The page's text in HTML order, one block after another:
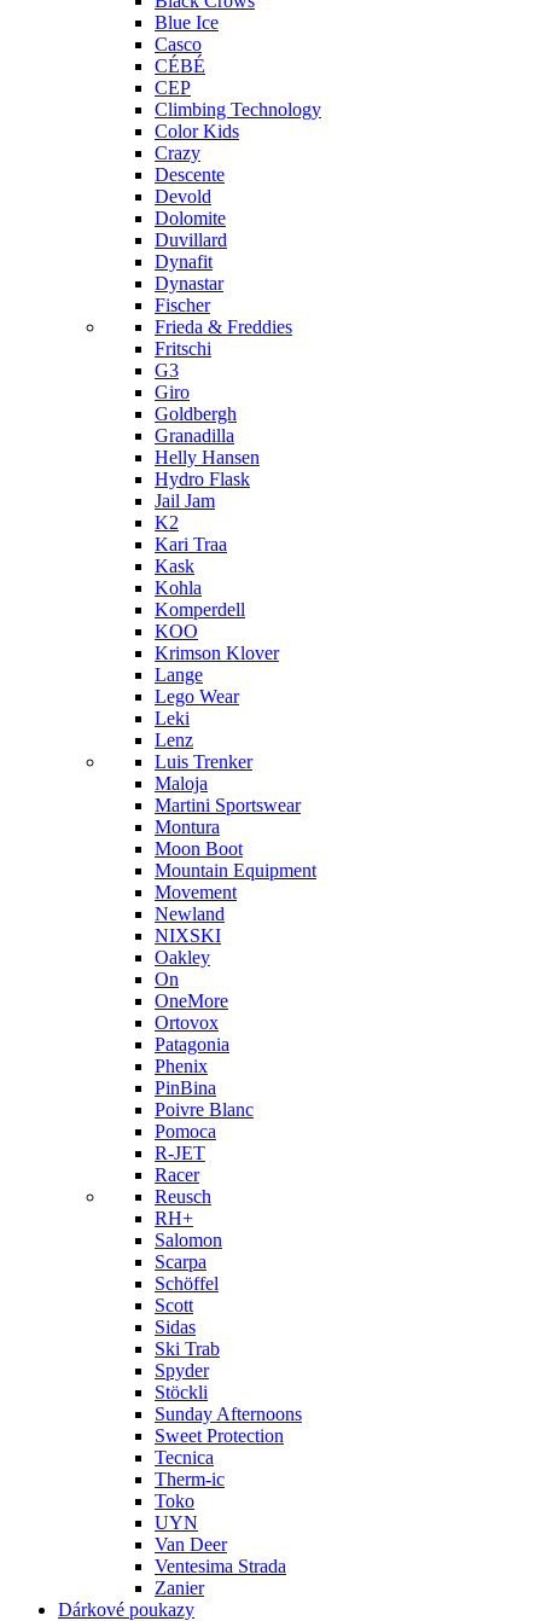
Blue Ice
Casco
CÉBÉ
CEP
Climbing Technology
Color Kids
Crazy
Descente
Devold
Dolomite
Duvillard
Dynafit
Dynastar
Fischer
Frieda & Freddies
Fritschi
G3
Giro
Goldbergh
Granadilla
Helly Hansen
Hydro Flask
Jail Jam
K2
Kari Traa
Kask
Kohla
Komperdell
KOO
Krimson Klover
Lange
Lego Wear
Leki
Lenz
Luis Trenker
Maloja
Martini Sportswear
Montura
Moon Boot
Mountain Equipment
Movement
Newland
NIXSKI
Oakley
On
OneMore
Ortovox
Patagonia
Phenix
PinBina
Poivre Blanc
Pomoca
R-JET
Racer
Reusch
RH+
Salomon
Scarpa
Schöffel
Scott
Sidas
Ski Trab
Spyder
Stöckli
Sunday Afternoons
Sweet Protection
Tecnica
Therm-ic
Toko
UYN
Van Deer
Ventesima Strada
Zanier
Dárkové poukazy